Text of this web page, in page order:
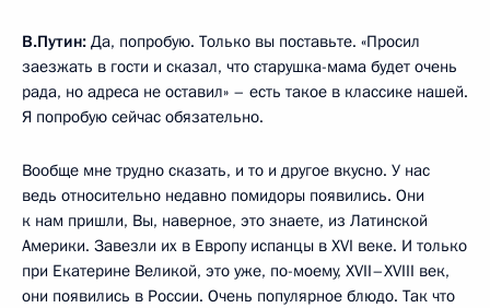
В.Путин: Да, попробую. Только вы поставьте. «Просил
заезжать в гости и сказал, что старушка-мама будет очень
рада, но адреса не оставил» – есть такое в классике нашей.
Я попробую сейчас обязательно.
Вообще мне трудно сказать, и то и другое вкусно. У нас
ведь относительно недавно помидоры появились. Они
к нам пришли, Вы, наверное, это знаете, из Латинской
Америки. Завезли их в Европу испанцы в XVI веке. И только
при Екатерине Великой, это уже, по-моему, XVII–XVIII век,
они появились в России. Очень популярное блюдо. Так что